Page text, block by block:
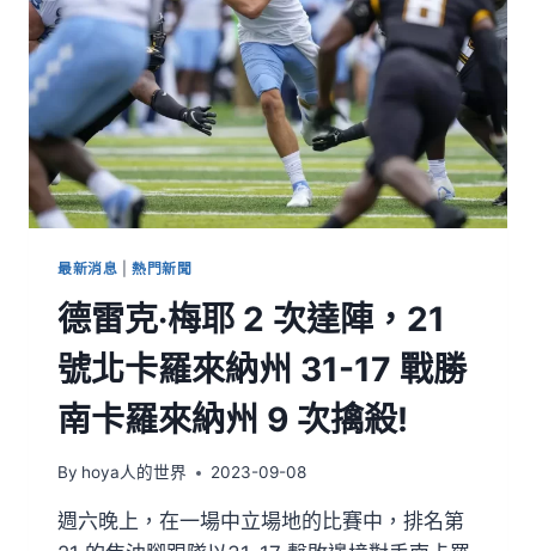
最新消息 |熱門新聞
德雷克·梅耶 2 次達陣，21
號北卡羅來納州 31-17 戰勝
南卡羅來納州 9 次擒殺!
By hoya人的世界 2023-09-08
週六晚上，在一場中立場地的比賽中，排名第